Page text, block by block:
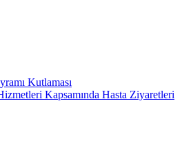
Kutlaması
Kapsamında Hasta Ziyaretleri